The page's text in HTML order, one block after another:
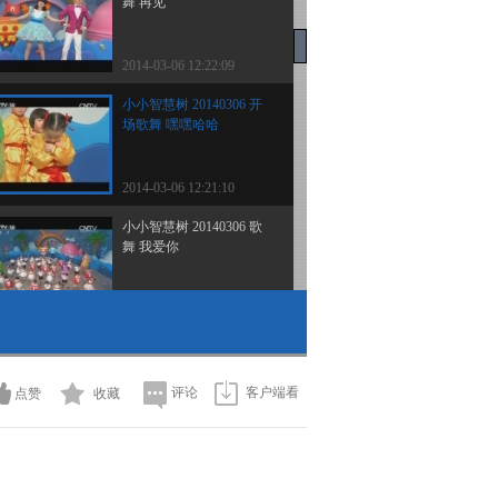
2014-03-06 12:22:09
小小智慧树 20140306 开
场歌舞 嘿嘿哈哈
2014-03-06 12:21:10
小小智慧树 20140306 歌
舞 我爱你
2014-03-05 11:59:09
点赞 收藏 评论 客户端看